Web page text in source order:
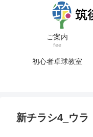
ご案内
fee
初心者卓球教室
新チラシ4_ウラ